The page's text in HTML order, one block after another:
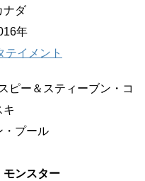
ナダ
年
テイメント
ー＆スティーブン・コ
キ
プール
ンスター